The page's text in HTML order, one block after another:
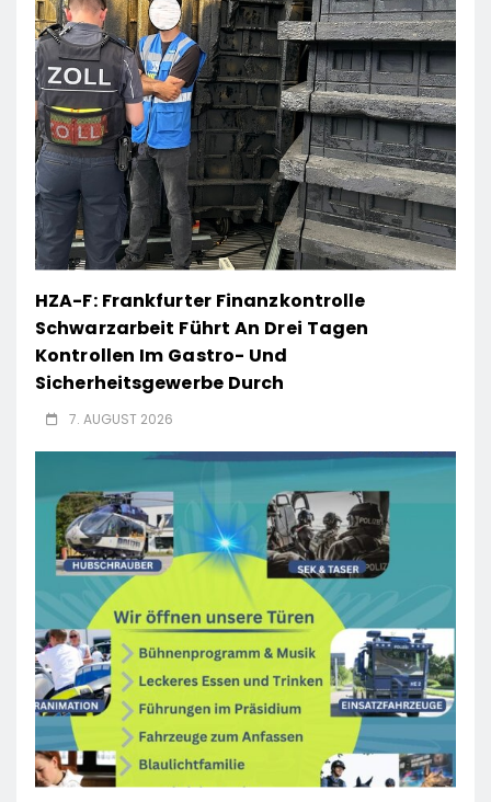
HZA-F: Frankfurter Finanzkontrolle
Schwarzarbeit Führt An Drei Tagen
Kontrollen Im Gastro- Und
Sicherheitsgewerbe Durch
7. AUGUST 2026